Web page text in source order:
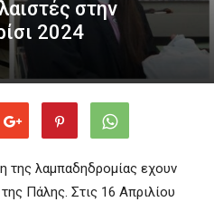
στην
2024
της λαμπαδηδρομίας εχουν
Πάλης. Στις 16 Απριλίου